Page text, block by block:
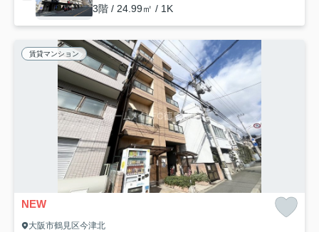
3階 / 24.99㎡ / 1K
賃貸マンション
NEW
大阪市鶴見区今津北